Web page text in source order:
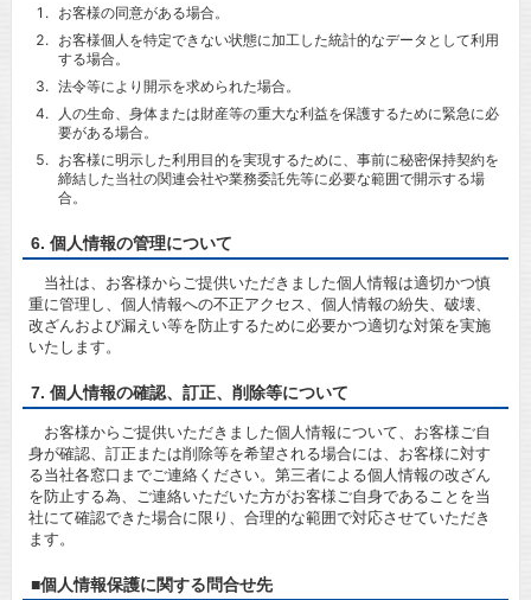
お客様の同意がある場合。
お客様個人を特定できない状態に加工した統計的なデータとして利用
する場合。
法令等により開示を求められた場合。
人の生命、身体または財産等の重大な利益を保護するために緊急に必
要がある場合。
お客様に明示した利用目的を実現するために、事前に秘密保持契約を
締結した当社の関連会社や業務委託先等に必要な範囲で開示する場
合。
6. 個人情報の管理について
当社は、お客様からご提供いただきました個人情報は適切かつ慎
重に管理し、個人情報への不正アクセス、個人情報の紛失、破壊、
改ざんおよび漏えい等を防止するために必要かつ適切な対策を実施
いたします。
7. 個人情報の確認、訂正、削除等について
お客様からご提供いただきました個人情報について、お客様ご自
身が確認、訂正または削除等を希望される場合には、お客様に対す
る当社各窓口までご連絡ください。第三者による個人情報の改ざん
を防止する為、ご連絡いただいた方がお客様ご自身であることを当
社にて確認できた場合に限り、合理的な範囲で対応させていただき
ます。
■個人情報保護に関する問合せ先